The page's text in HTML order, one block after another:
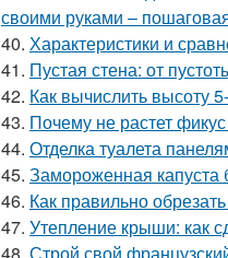
своими руками –
40. Характеристики и
41. Пустая стена: от
42. Как вычислить высоту
43. Почему не растет
44. Отделка туалета
45. Замороженная капуста
46. Как правильно
47. Утепление крыши: как